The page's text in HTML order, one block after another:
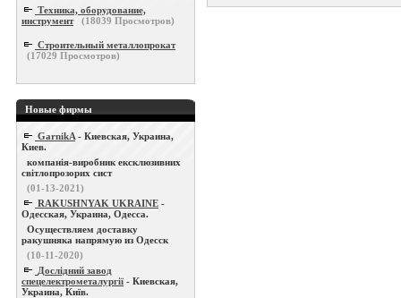
Техника, оборудование,
инструмент
(18039 Просмотров)
Строительный металлопрокат
(17029 Просмотров)
Новые фирмы
GarnikA - Киевская, Украина,
Киев.
компанія-виробник ексклюзивних
світлопрозорих сист
(01-13-2021)
RAKUSHNYAK UKRAINE -
Одесская, Украина, Одесса.
Осуществляем доставку
ракушняка напрямую из Одесск
(10-11-2020)
Дослідний завод
спецелектрометалургії - Киевская,
Украина, Київ.